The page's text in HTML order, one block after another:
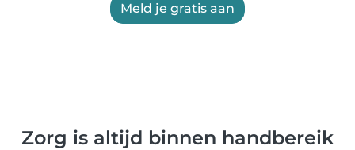
Meld je gratis aan
Zorg is altijd binnen handbereik